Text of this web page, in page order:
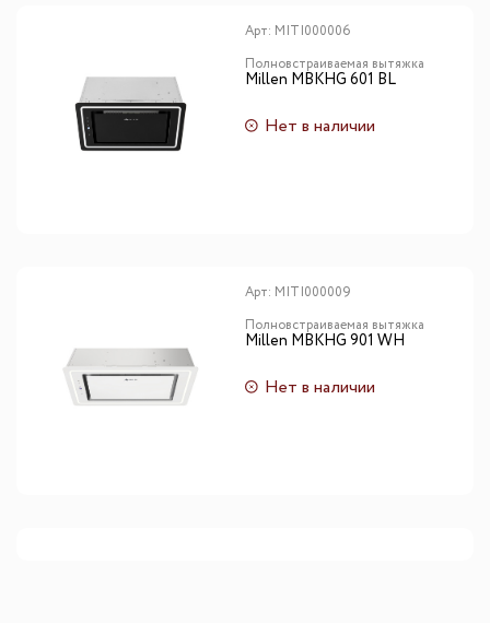
Арт: MITI000006
Полновстраиваемая вытяжка
Millen MBKHG 601 BL
Нет в наличии
Арт: MITI000009
Полновстраиваемая вытяжка
Millen MBKHG 901 WH
Нет в наличии